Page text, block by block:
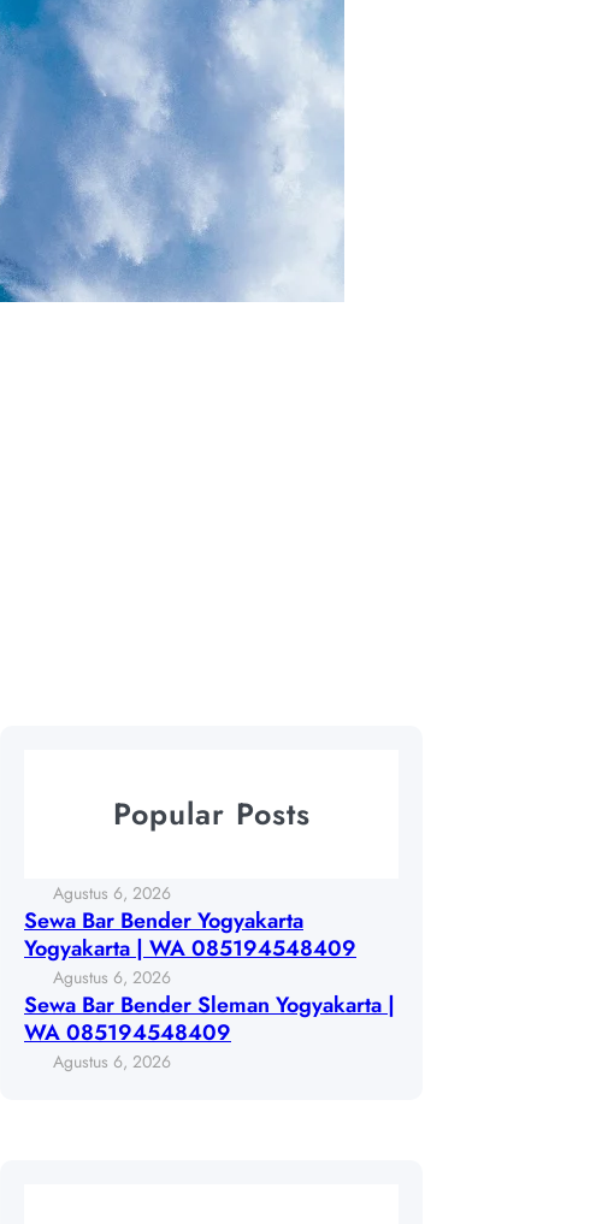
Popular Posts
Agustus 6, 2026
Sewa Bar Bender Yogyakarta
Yogyakarta | WA 085194548409
Agustus 6, 2026
Sewa Bar Bender Sleman Yogyakarta |
WA 085194548409
Agustus 6, 2026